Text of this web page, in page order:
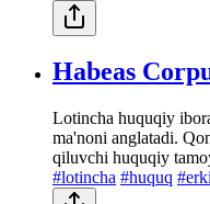
Habeas
Lotincha huquqiy
ma'noni anglatadi.
qiluvchi huquqiy
#lotincha #huquq